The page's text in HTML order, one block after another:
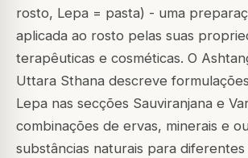
rosto, Lepa = pasta) - uma
aplicada ao rosto pelas suas
terapêuticas e cosméticas. O
Uttara Sthana descreve
Lepa nas secções Sauviranjana e
combinações de ervas, minerais e
substâncias naturais para